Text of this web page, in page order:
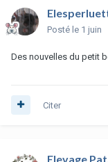
Posté le 1 juin
Des nouvelles du petit
Citer
Elevage